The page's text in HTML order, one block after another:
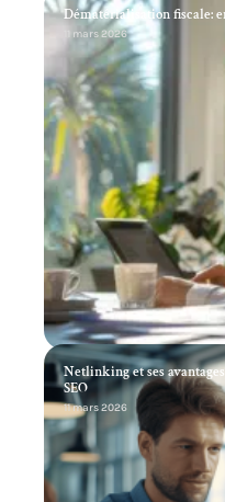
Dématérialisation fiscale:
11 mars 2026
Netlinking et ses
SEO
11 mars 2026